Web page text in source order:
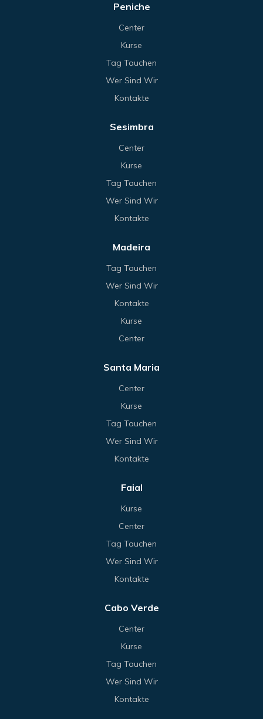
Peniche
Center
Kurse
Tag Tauchen
Wer Sind Wir
Kontakte
Sesimbra
Center
Kurse
Tag Tauchen
Wer Sind Wir
Kontakte
Madeira
Tag Tauchen
Wer Sind Wir
Kontakte
Kurse
Center
Santa Maria
Center
Kurse
Tag Tauchen
Wer Sind Wir
Kontakte
Faial
Kurse
Center
Tag Tauchen
Wer Sind Wir
Kontakte
Cabo Verde
Center
Kurse
Tag Tauchen
Wer Sind Wir
Kontakte